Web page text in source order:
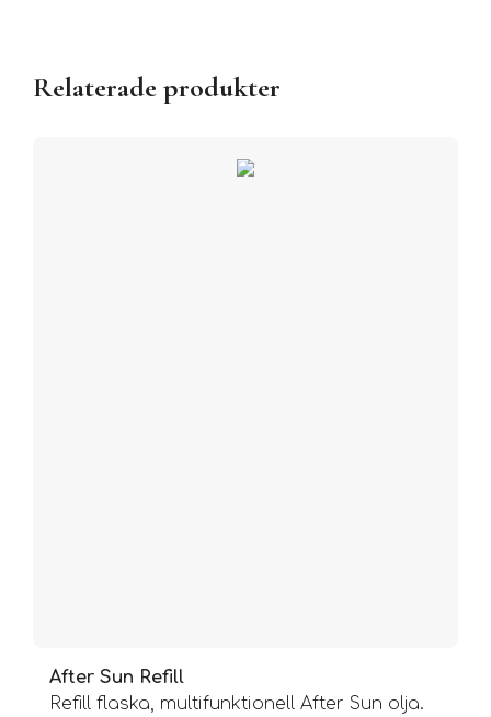
Relaterade produkter
After Sun Refill
Refill flaska, multifunktionell After Sun olja.